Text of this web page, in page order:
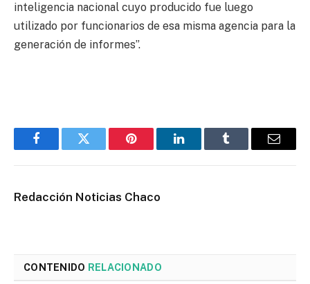
inteligencia nacional cuyo producido fue luego
utilizado por funcionarios de esa misma agencia para la
generación de informes”.
FacebookTwitter Pinterest LinkedInTumblr Email
Redacción Noticias Chaco
CONTENIDO RELACIONADO